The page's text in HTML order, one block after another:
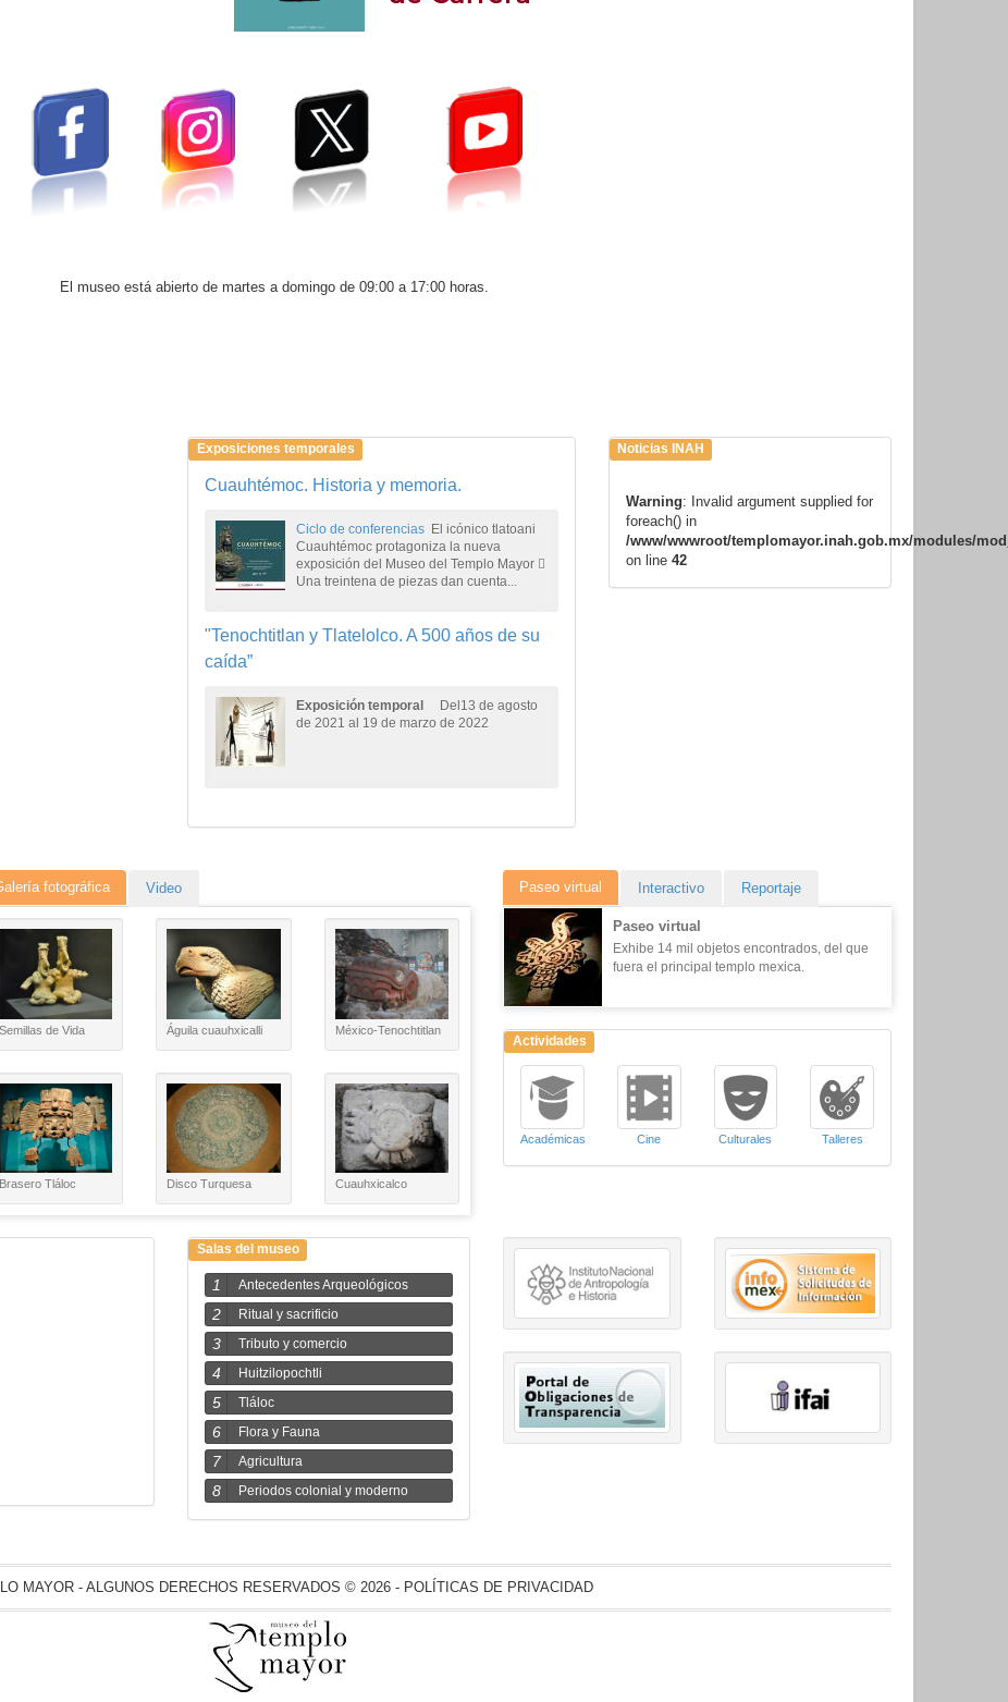
El museo está abierto de martes a domingo de 09:00 a 17:00 horas.
Exposiciones temporales
Cuauhtémoc. Historia y memoria.
Ciclo de conferencias El icónico tlatoani
Cuauhtémoc protagoniza la nueva
exposición del Museo del Templo Mayor 
Una treintena de piezas dan cuenta...
"Tenochtitlan y Tlatelolco. A 500 años de su
caída”
Exposición temporal Del13 de agosto
de 2021 al 19 de marzo de 2022
Noticias INAH
Warning: Invalid argument supplied for
foreach() in
/www/wwwroot/templomayor.inah.gob.mx/modules/
on line 42
fotográfica Video
Semillas de Vida Águila cuauhxicalli México-Tenochtitlan
Brasero Tláloc Disco Turquesa Cuauhxicalco
Paseo virtual Interactivo Reportaje
Paseo virtual
Exhibe 14 mil objetos encontrados, del que
fuera el principal templo mexica.
Actividades
Académicas Cine Culturales Talleres
Salas del museo
1 Antecedentes Arqueológicos
2 Ritual y sacrificio
3 Tributo y comercio
4 Huitzilopochtli
5 Tláloc
6 Flora y Fauna
7 Agricultura
8 Periodos colonial y moderno
MAYOR - ALGUNOS DERECHOS RESERVADOS © 2026 - POLÍTICAS DE PRIVACIDAD